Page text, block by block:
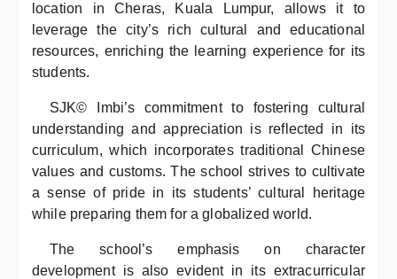
location in Cheras, Kuala Lumpur, allows it to
leverage the city’s rich cultural and educational
resources, enriching the learning experience for its
students.
SJK© Imbi’s commitment to fostering cultural
understanding and appreciation is reflected in its
curriculum, which incorporates traditional Chinese
values and customs. The school strives to cultivate
a sense of pride in its students’ cultural heritage
while preparing them for a globalized world.
The school’s emphasis on character
development is also evident in its extracurricular